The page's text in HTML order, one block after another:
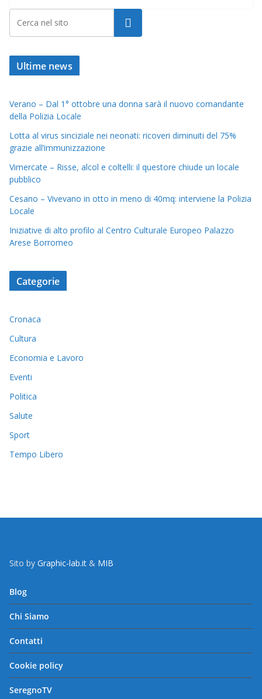
e
b
o
o
ai
l
at
s
k
e
m
bl
Cerca
Ultime news
Verano – Dal 1° ottobre una donna sarà il nuovo comandante
della Polizia Locale
Lotta al virus sinciziale nei neonati: ricoveri diminuiti del 75%
grazie all’immunizzazione
Vimercate – Risse, alcol e coltelli: il questore chiude un locale
pubblico
Cesano – Vivevano in otto in meno di 40mq: interviene la Polizia
Locale
Iniziative di alto profilo al Centro Culturale Europeo Palazzo
Arese Borromeo
Categorie
Cronaca
Cultura
Economia e Lavoro
Eventi
Politica
Salute
Sport
Tempo Libero
Sito by Graphic-lab.it & MIB
Blog
Chi Siamo
Contatti
Cookie policy
SeregnoTV